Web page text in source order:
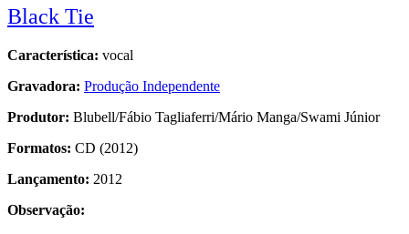
Black Tie
Característica: vocal
Gravadora: Produção Independente
Produtor: Blubell/Fábio Tagliaferri/Mário Manga/Swami Júnior
Formatos: CD (2012)
Lançamento: 2012
Observação: